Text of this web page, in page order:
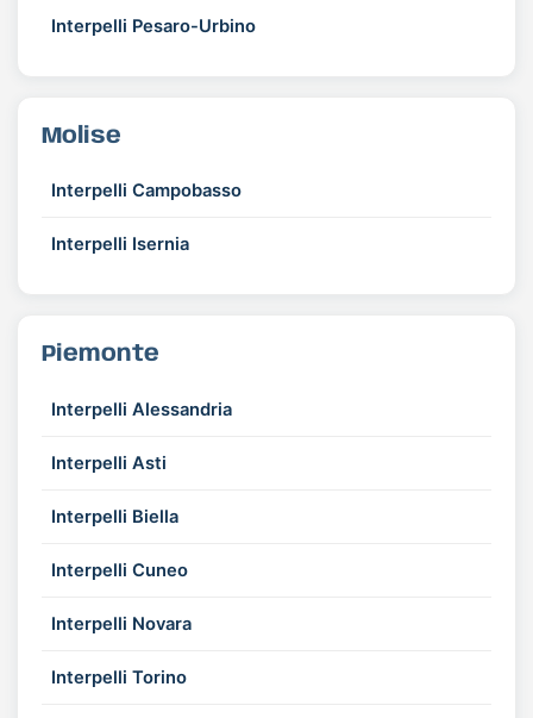
Interpelli Pesaro-Urbino
Molise
Interpelli Campobasso
Interpelli Isernia
Piemonte
Interpelli Alessandria
Interpelli Asti
Interpelli Biella
Interpelli Cuneo
Interpelli Novara
Interpelli Torino